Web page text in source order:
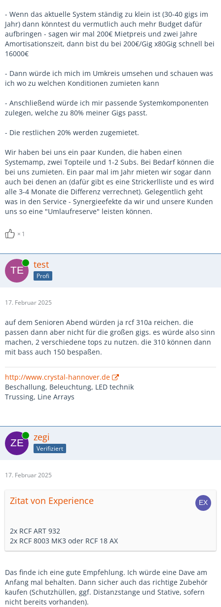
- Wenn das aktuelle System ständig zu klein ist (30-40 gigs im
Jahr) dann könntest du vermutlich auch mehr Budget dafür
aufbringen - sagen wir mal 200€ Mietpreis und zwei Jahre
Amortisationszeit, dann bist du bei 200€/Gig x80Gig schnell bei
16000€
- Dann würde ich mich im Umkreis umsehen und schauen was
ich wo zu welchen Konditionen zumieten kann
- Anschließend würde ich mir passende Systemkomponenten
zulegen, welche zu 80% meiner Gigs passt.
- Die restlichen 20% werden zugemietet.
Wir haben bei uns ein paar Kunden, die haben einen
Systemamp, zwei Topteile und 1-2 Subs. Bei Bedarf können die
bei uns zumieten. Ein paar mal im Jahr mieten wir sogar dann
auch bei denen an (dafür gibt es eine Strickerlliste und es wird
alle 3-4 Monate die Differenz verrechnet). Gelegentlich geht
was in den Service - Synergieefekte da wir und unsere Kunden
uns so eine "Umlaufreserve" leisten können.
1
Online test
Profi
17. Februar 2025
auf dem Senioren Abend würden ja rcf 310a reichen. die
passen dann aber nicht für die großen gigs. es würde also sinn
machen, 2 verschiedene tops zu nutzen. die 310 können dann
mit bass auch 150 bespaßen.
http://www.crystal-hannover.de
Beschallung, Beleuchtung, LED technik
Trussing, Line Arrays
Online zegi
Verifiziert
17. Februar 2025
Zitat von Experience
2x RCF ART 932
2x RCF 8003 MK3 oder RCF 18 AX
Das finde ich eine gute Empfehlung. Ich würde eine Dave am
Anfang mal behalten. Dann sicher auch das richtige Zubehör
kaufen (Schutzhüllen, ggf. Distanzstange und Stative, sofern
nicht bereits vorhanden).